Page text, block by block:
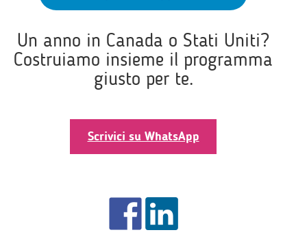
Un anno in Canada o Stati Uniti?
Costruiamo insieme il programma
giusto per te.
Scrivici su WhatsApp